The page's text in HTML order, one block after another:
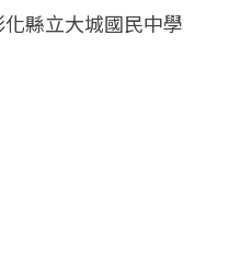
縣立大城國民中學